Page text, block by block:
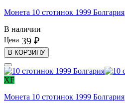
Монета 10 стотинок 1999 Болгария
В наличии
Цена 39 ₽
В КОРЗИНУ
XF
Монета 10 стотинок 1999 Болгария